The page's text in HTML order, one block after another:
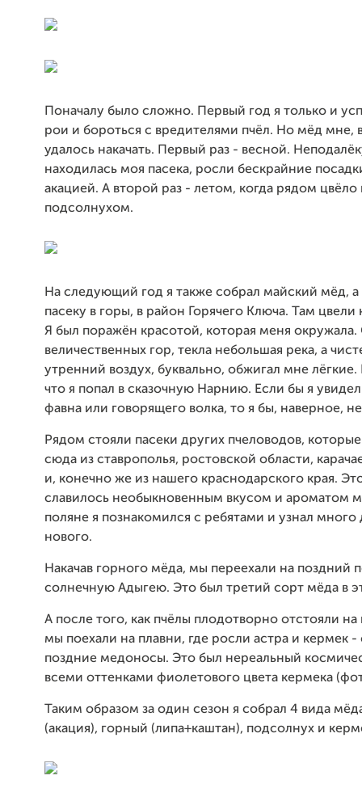
Поначалу было сложно. Первый год я только и
рои и бороться с вредителями пчёл. Но мёд мне,
удалось накачать. Первый раз - весной.
находилась моя пасека, росли бескрайние
акацией. А второй раз - летом, когда рядом цвёло
подсолнухом.
На следующий год я также собрал майский мёд, а
пасеку в горы, в район Горячего Ключа. Там цвели
Я был поражён красотой, которая меня
величественных гор, текла небольшая река, а
утренний воздух, буквально, обжигал мне лёгкие.
что я попал в сказочную Нарнию. Если бы я
фавна или говорящего волка, то я бы, наверное,
Рядом стояли пасеки других пчеловодов,
сюда из ставрополья, ростовской области,
и, конечно же из нашего краснодарского края.
славилось необыкновенным вкусом и ароматом
поляне я познакомился с ребятами и узнал много
нового.
Накачав горного мёда, мы переехали на поздний
солнечную Адыгею. Это был третий сорт мёда в
А после того, как пчёлы плодотворно отстояли
мы поехали на плавни, где росли астра и кермек
поздние медоносы. Это был нереальный
всеми оттенками фиолетового цвета кермека
Таким образом за один сезон я собрал 4 вида
(акация), горный (липа+каштан), подсолнух и